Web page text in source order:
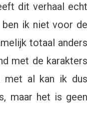
dit verhaal echt
ik niet voor de
totaal anders
met de karakters
met al kan ik dus
maar het is geen